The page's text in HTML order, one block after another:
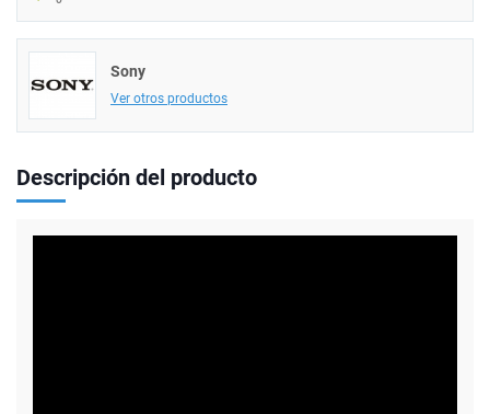
Sony
Ver otros productos
Descripción del producto